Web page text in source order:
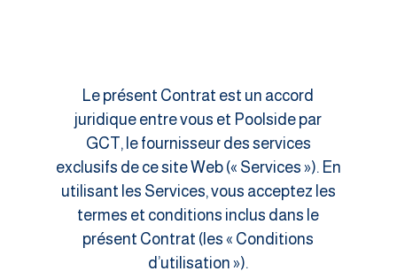
Le présent Contrat est un accord
juridique entre vous et Poolside par
GCT, le fournisseur des services
exclusifs de ce site Web (« Services »). En
utilisant les Services, vous acceptez les
termes et conditions inclus dans le
présent Contrat (les « Conditions
d’utilisation »).